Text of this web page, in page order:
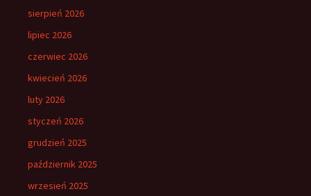
sierpień 2026
lipiec 2026
czerwiec 2026
kwiecień 2026
luty 2026
styczeń 2026
grudzień 2025
październik 2025
wrzesień 2025